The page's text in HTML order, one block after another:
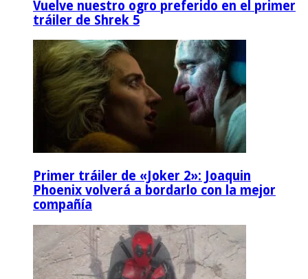
Vuelve nuestro ogro preferido en el primer
tráiler de Shrek 5
Primer tráiler de «Joker 2»: Joaquin
Phoenix volverá a bordarlo con la mejor
compañía